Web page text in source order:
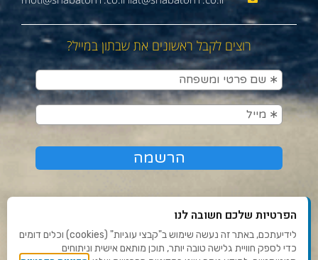
רוצים לקבל ראשונים את שבתון במייל?
תנאי שימוש ומדיניות פרטיות
הפרטיות שלכם חשובה לנו
לידיעתכם, באתר זה נעשה שימוש ב"קבצי עוגיות" (cookies) וכלים דומים
כדי לספק חוויית גלישה טובה יותר, תוכן מותאם אישית וניתוחים